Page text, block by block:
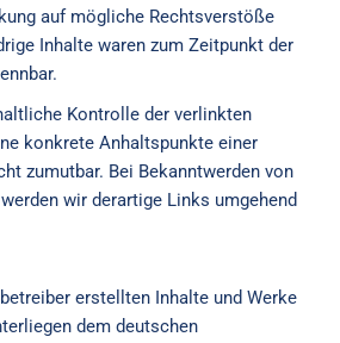
auf mögliche Rechtsverstöße
Inhalte waren zum Zeitpunkt der
Kontrolle der verlinkten
konkrete Anhaltspunkte einer
zumutbar. Bei Bekanntwerden von
wir derartige Links umgehend
erstellten Inhalte und Werke
dem deutschen